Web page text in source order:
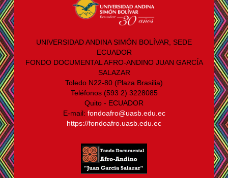
UNIVERSIDAD ANDINA SIMÓN BOLÍVAR, SEDE
ECUADOR
FONDO DOCUMENTAL AFRO-ANDINO JUAN GARCÍA
SALAZAR
Toledo N22-80 (Plaza Brasilia)
Teléfonos (593 2) 3228085
Quito - ECUADOR
E-mail: fondoafro@uasb.edu.ec
https://fondoafro.uasb.edu.ec